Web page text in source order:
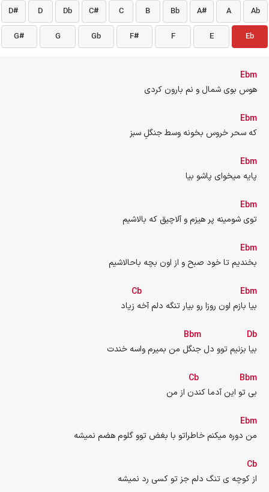
Ab
A
A#
Bb
B
C
C#
Db
D
D#
Eb
E
F
F#
Gb
G
G#
Ebm
هوس بوی شمال و نم بارون کردی
Ebm
که سحر خروس بخونه وسط جنگلِ سبز
Ebm
پایه میخوای پاشو بیا
Ebm
توی شومینه پر هیزم و آلاچیق که بالاشیم
Ebm
بخندیم تا خود صبح و از اون بچه باحالاشیم
Cb
Ebm
بیا بازم اون روزا رو بیار تنگه دلم آخه زیاد
Bbm
Db
بیا بزنیم توو دل جنگل من بمیرم واسه خندت
Cb
Bbm
بی تو این آدما کندن از من
Ebm
من دوره میکنم خاطراتو با بغض توو گلوم هضم نمیشه
Cb
از کوچه ی تنگ دلم جز تو کسی رد نمیشه